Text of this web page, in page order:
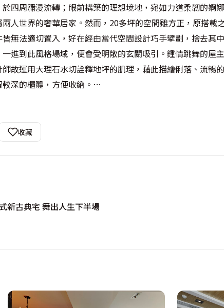
四周瀰漫流轉；眼前構築的理想境地，宛如力道柔韌的婀
人世界的奢華居家。然而，20多坪的空間雖方正，原搭載
無法適切置入，好在經由當代空間設計巧手擘劃，捨去其
進到此風格場域，便會受明敞的玄關吸引。鍾情跳舞的屋
故運用大理石水切詮釋地坪的肌理，藉此描繪俐落、流暢
深的櫃體，方便收納。
素交織的現代住居，但顧及大量線板容易衍生視覺壓迫且狹
複、獨具主題性之線板，闢造不同區域的界定。像是餐廳利
懸垂而下，既具備實用功能性，又能表述優雅日常的質感層
，一改客浴開門方向，將其門片化整成電視牆的一部分，間
其實最不便使用，若坪效無法發揮，將非常不實用；若線性
夠在此暢享甜蜜的兩人時光，如今現L形與一字形廚房之結
不僅功能齊備，動線安排更是游刃有餘。
的重點便聚焦珠寶收納；抽屜上方裝設透明強化玻璃，不需
長較長，衣櫃採用雙桿設計並加深櫃體，擴充收納量，而
收藏
新古典宅 舞出人生下半場